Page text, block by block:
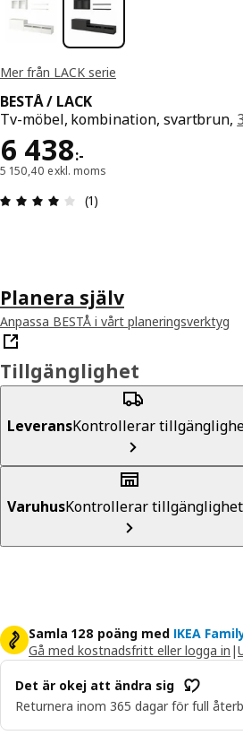
Mer från LACK serie
BESTÅ / LACK
Tv-möbel, kombination, svartbrun,
6 438:-
Pris 6438:-
5 150,40 exkl. moms
Recension: 4 utav 5
(1)
Planera själv
Anpassa BESTÅ i vårt planeringsverktyg
Tillgänglighet
LeveransKontrollerar
VaruhusKontrollerar
Samla 128 poäng med IKEA
Gå med kostnadsfritt eller logga in |
Det är okej att ändra sig
Returnera inom 365 dagar för full